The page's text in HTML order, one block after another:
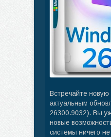
Встречайте новую
актуальным
26300.9032). Вы
новые
системы ничего